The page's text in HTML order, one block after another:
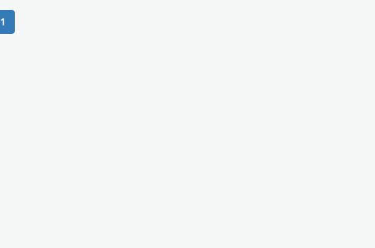
1
(current)